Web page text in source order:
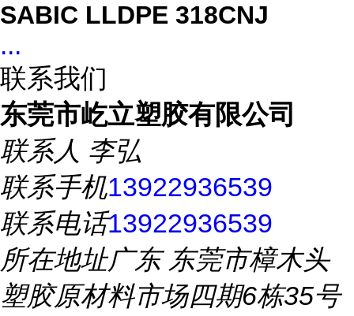
SABIC LLDPE 318CNJ
...
联系我们
东莞市屹立塑胶有限公司
联系人 李弘
联系手机13922936539
联系电话13922936539
所在地址广东 东莞市樟木头
塑胶原材料市场四期6栋35号